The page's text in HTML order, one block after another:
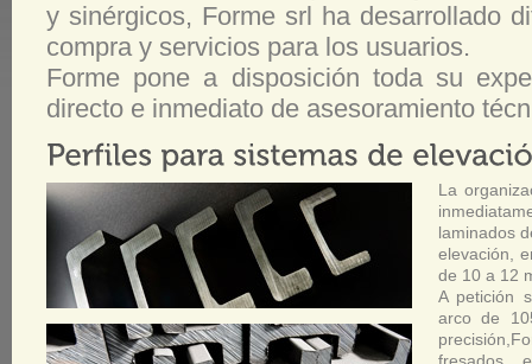
y sinérgicos, Forme srl ha desarrollado
compra y servicios para los usuarios.
Forme pone a disposición toda su
directo e inmediato de asesoramiento
La
laminados
elevación,
de 10 a 12
A petición
arco de
precisión,